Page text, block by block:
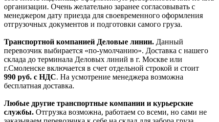
организации. Очень желательно заранее согласовывать с
менеджером дату приезда для своевременного оформления
отгрузочных документов и подготовки самого груза.
Транспортной компанией Деловые линии. Данный
перевозчик выбирается «по-умолчанию». Доставка с нашего
склада до терминала Деловых линий в г. Москве или
г.Смоленске включается в счет отдельной строкой и стоит
990 руб. с НДС. На усмотрение менеджера возможна
бесплатная доставка.
Любые другие транспортные компании и курьерские
службы. Отгрузка возможна, работаем со всеми, но сами не